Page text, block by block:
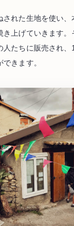
された生地を使い、
き上げていきます。
人たちに販売され
きます。